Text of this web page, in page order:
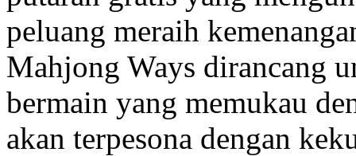
peluang meraih
Mahjong Ways dirancang
bermain yang memukau
akan terpesona dengan